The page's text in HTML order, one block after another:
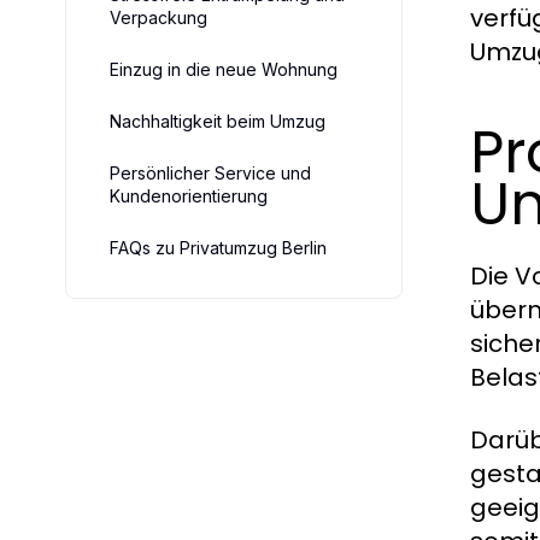
Verpackung
Einzug in die neue Wohnung
Nachhaltigkeit beim Umzug
Persönlicher Service und
Kundenorientierung
FAQs zu Privatumzug Berlin
Die